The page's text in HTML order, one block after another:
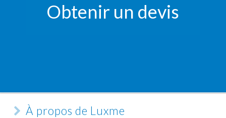
Obtenir un devis
À propos de Luxme